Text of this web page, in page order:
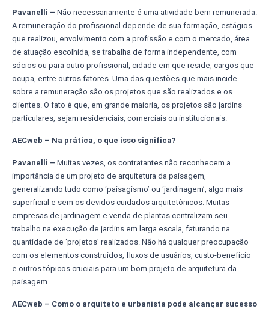
Pavanelli – Não necessariamente é uma atividade bem remunerada.
A remuneração do profissional depende de sua formação, estágios
que realizou, envolvimento com a profissão e com o mercado, área
de atuação escolhida, se trabalha de forma independente, com
sócios ou para outro profissional, cidade em que reside, cargos que
ocupa, entre outros fatores. Uma das questões que mais incide
sobre a remuneração são os projetos que são realizados e os
clientes. O fato é que, em grande maioria, os projetos são jardins
particulares, sejam residenciais, comerciais ou institucionais.
AECweb – Na prática, o que isso significa?
Pavanelli – Muitas vezes, os contratantes não reconhecem a
importância de um projeto de arquitetura da paisagem,
generalizando tudo como ‘paisagismo’ ou ‘jardinagem’, algo mais
superficial e sem os devidos cuidados arquitetônicos. Muitas
empresas de jardinagem e venda de plantas centralizam seu
trabalho na execução de jardins em larga escala, faturando na
quantidade de ‘projetos’ realizados. Não há qualquer preocupação
com os elementos construídos, fluxos de usuários, custo-benefício
e outros tópicos cruciais para um bom projeto de arquitetura da
paisagem.
AECweb – Como o arquiteto e urbanista pode alcançar sucesso